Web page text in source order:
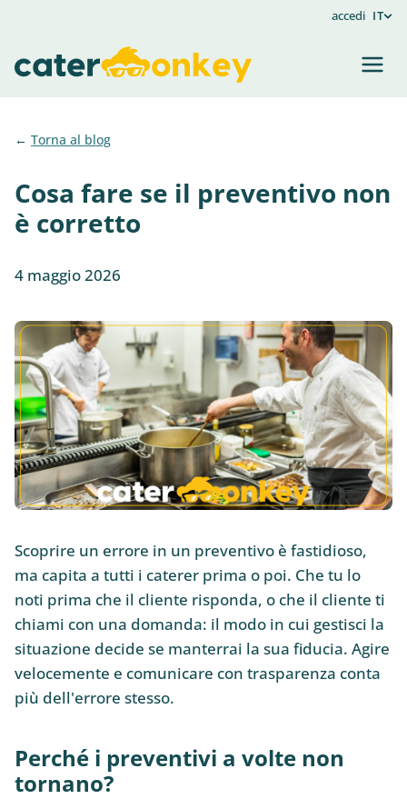
accedi IT
Torna al blog
Cosa fare se il preventivo non
è corretto
4 maggio 2026
Scoprire un errore in un preventivo è fastidioso,
ma capita a tutti i caterer prima o poi. Che tu lo
noti prima che il cliente risponda, o che il cliente ti
chiami con una domanda: il modo in cui gestisci la
situazione decide se manterrai la sua fiducia. Agire
velocemente e comunicare con trasparenza conta
più dell'errore stesso.
Perché i preventivi a volte non
tornano?